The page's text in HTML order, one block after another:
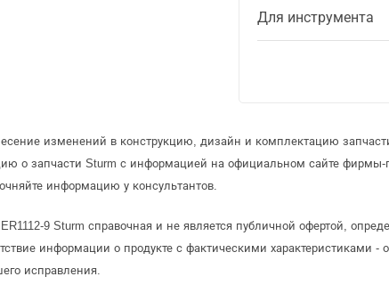
Для инструмента
изменений в конструкцию, дизайн и комплектацию
о запчасти Sturm с информацией на официальном сайте фирмы-
информацию у консультантов.
9 Sturm справочная и не является публичной офертой,
информации о продукте с фактическими характеристиками
исправления.